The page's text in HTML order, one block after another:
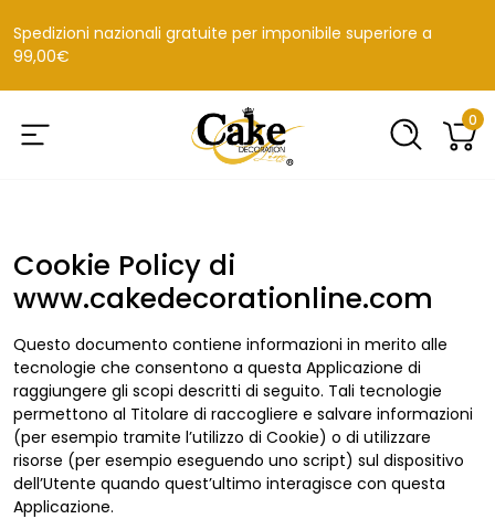
Spedizioni nazionali gratuite per imponibile superiore a
99,00€
0
Cookie Policy di
www.cakedecorationline.com
Questo documento contiene informazioni in merito alle
tecnologie che consentono a questa Applicazione di
raggiungere gli scopi descritti di seguito. Tali tecnologie
permettono al Titolare di raccogliere e salvare informazioni
(per esempio tramite l’utilizzo di Cookie) o di utilizzare
risorse (per esempio eseguendo uno script) sul dispositivo
dell’Utente quando quest’ultimo interagisce con questa
Applicazione.